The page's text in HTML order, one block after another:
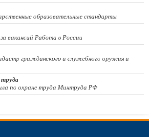
образовательные стандарты
вакансий Работа в России
гражданского и служебного оружия и
по охране труда Минтруда РФ